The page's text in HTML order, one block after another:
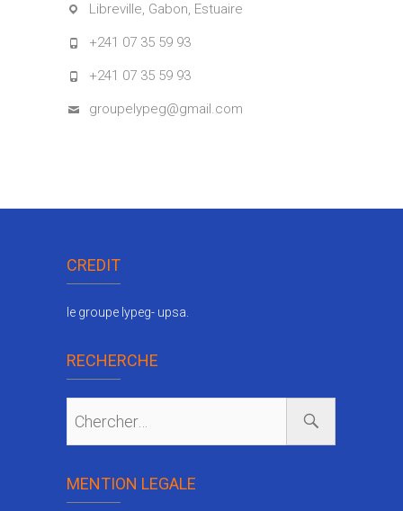
Libreville, Gabon, Estuaire
+241 07 35 59 93
+241 07 35 59 93
groupelypeg@gmail.com
CREDIT
le groupe lypeg- upsa.
RECHERCHE
MENTION LEGALE